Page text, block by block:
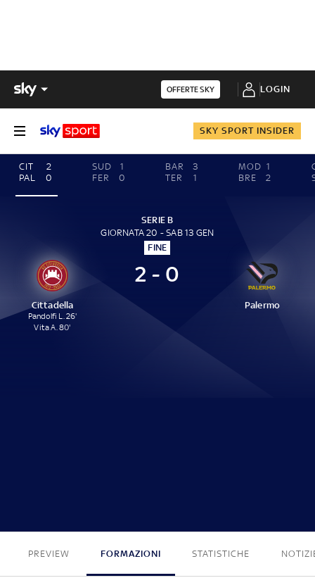
OFFERTE SKY LOGIN
SKY SPORT INSIDER
CIT
2
PAL
0
SUD
1
FER
0
BAR
3
TER
1
MOD 1
BRE
2
SERIE B
GIORNATA 20 - SAB 13 GEN
FINE
Cittadella
Pandolfi L. 26'
Vita A. 80'
2 - 0
Palermo
PREVIEW FORMAZIONI STATISTICHE